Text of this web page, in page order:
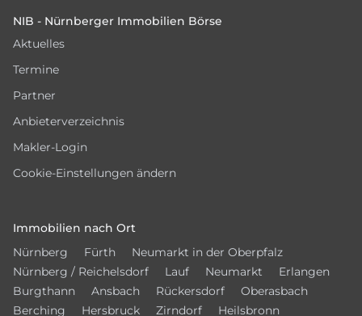
NIB - Nürnberger Immobilien Börse
Aktuelles
Termine
Partner
Anbieterverzeichnis
Makler-Login
Cookie-Einstellungen ändern
Immobilien nach Ort
Nürnberg
Fürth
Neumarkt in der Oberpfalz
Nürnberg / Reichelsdorf
Lauf Neumarkt
Erlangen
Burgthann
Ansbach Rückersdorf
Oberasbach
Berching
Hersbruck Zirndorf Heilsbronn